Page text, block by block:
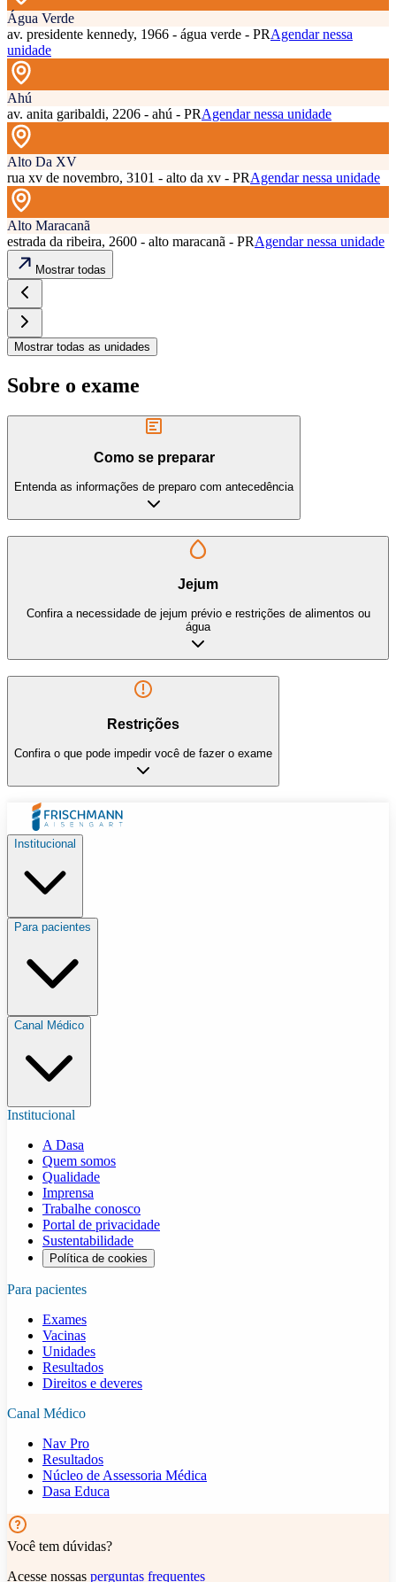
Água Verde
av. presidente kennedy, 1966 - água verde - PRAgendar nessa
unidade
Ahú
av. anita garibaldi, 2206 - ahú - PRAgendar nessa unidade
Alto Da XV
rua xv de novembro, 3101 - alto da xv - PRAgendar nessa unidade
Alto Maracanã
estrada da ribeira, 2600 - alto maracanã - PRAgendar nessa unidade
Mostrar todas
Mostrar todas as unidades
Sobre o exame
Como se preparar
Entenda as informações de preparo com antecedência
Jejum
Confira a necessidade de jejum prévio e restrições de alimentos ou
água
Restrições
Confira o que pode impedir você de fazer o exame
Institucional
Para pacientes
Canal Médico
Institucional
A Dasa
Quem somos
Qualidade
Imprensa
Trabalhe conosco
Portal de privacidade
Sustentabilidade
Política de cookies
Para pacientes
Exames
Vacinas
Unidades
Resultados
Direitos e deveres
Canal Médico
Nav Pro
Resultados
Núcleo de Assessoria Médica
Dasa Educa
Você tem dúvidas?
Acesse nossas perguntas frequentes